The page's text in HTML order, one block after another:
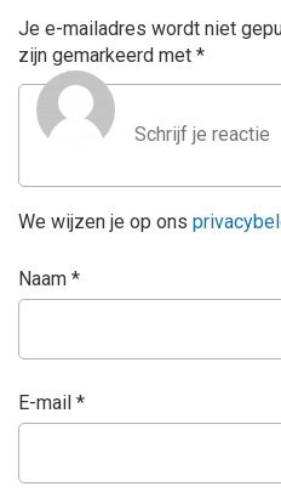
Je e-mailadres wordt niet
zijn gemarkeerd met *
We wijzen je op ons
Naam *
E-mail *